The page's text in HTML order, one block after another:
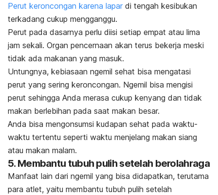
Perut keroncongan karena lapar di tengah kesibukan
terkadang cukup mengganggu.
Perut pada dasarnya perlu diisi setiap empat atau lima
jam sekali. Organ pencernaan akan terus bekerja meski
tidak ada makanan yang masuk.
Untungnya, kebiasaan ngemil sehat bisa mengatasi
perut yang sering keroncongan. Ngemil bisa mengisi
perut sehingga Anda merasa cukup kenyang dan tidak
makan berlebihan pada saat makan besar.
Anda bisa mengonsumsi kudapan sehat pada waktu-
waktu tertentu seperti waktu menjelang makan siang
atau makan malam.
5. Membantu tubuh pulih setelah berolahraga
Manfaat lain dari ngemil yang bisa didapatkan, terutama
para atlet, yaitu membantu tubuh pulih setelah